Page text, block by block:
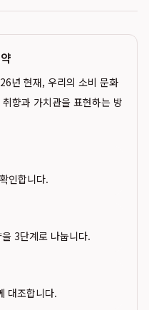
년 현재, 우리의 소비 문화
향과 가치관을 표현하는 방
인합니다.
3단계로 나눕니다.
대조합니다.